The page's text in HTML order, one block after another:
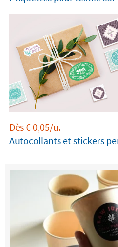
Dès€0,05/u.
Autocollants et stickers